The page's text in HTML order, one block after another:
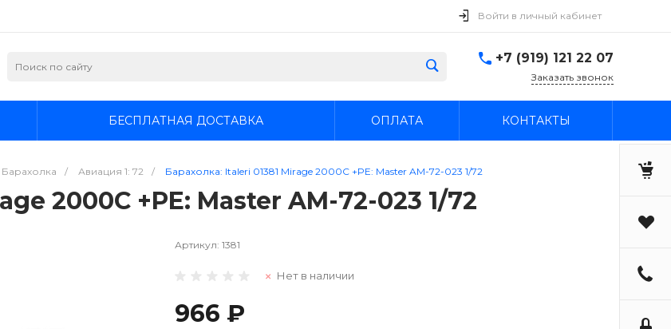
Войти в личный кабинет
+7 (919) 121 22 07
Заказать звонок
БЕСПЛАТНАЯ ДОСТАВКА ОПЛАТА КОНТАКТЫ
Барахолка / Авиация 1: 72 / Барахолка: Italeri 01381 Mirage 2000C +PE: Master AM-72-023 1/72
2000C +PE: Master AM-72-023 1/72
Артикул: 1381
Нет в наличии
966 ₽